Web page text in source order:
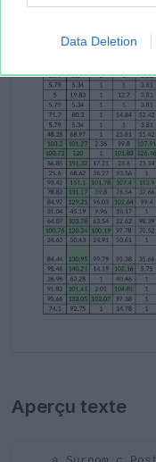
Data Deletion
Aperçu texte